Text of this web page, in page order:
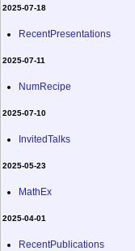
2025-07-18
RecentPresentations
2025-07-11
NumRecipe
2025-07-10
InvitedTalks
2025-05-23
MathEx
2025-04-01
RecentPublications